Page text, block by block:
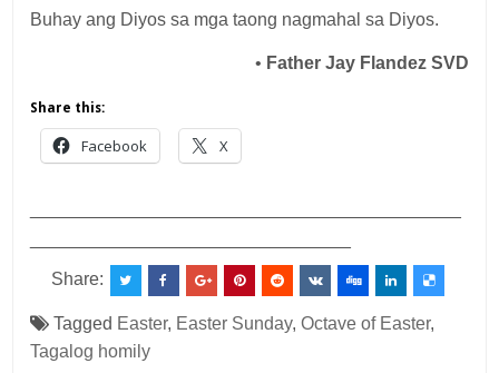
Buhay ang Diyos sa mga taong nagmahal sa Diyos.
• Father Jay Flandez SVD
Share this:
Facebook X
Share:
Tagged Easter, Easter Sunday,Octave of Easter,
Tagalog homily